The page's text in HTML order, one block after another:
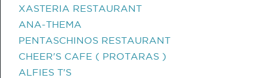
XASTERIA RESTAURANT
ANA-THEMA
PENTASCHINOS RESTAURANT
CHEER'S CAFE ( PROTARAS )
ALFIES T'S